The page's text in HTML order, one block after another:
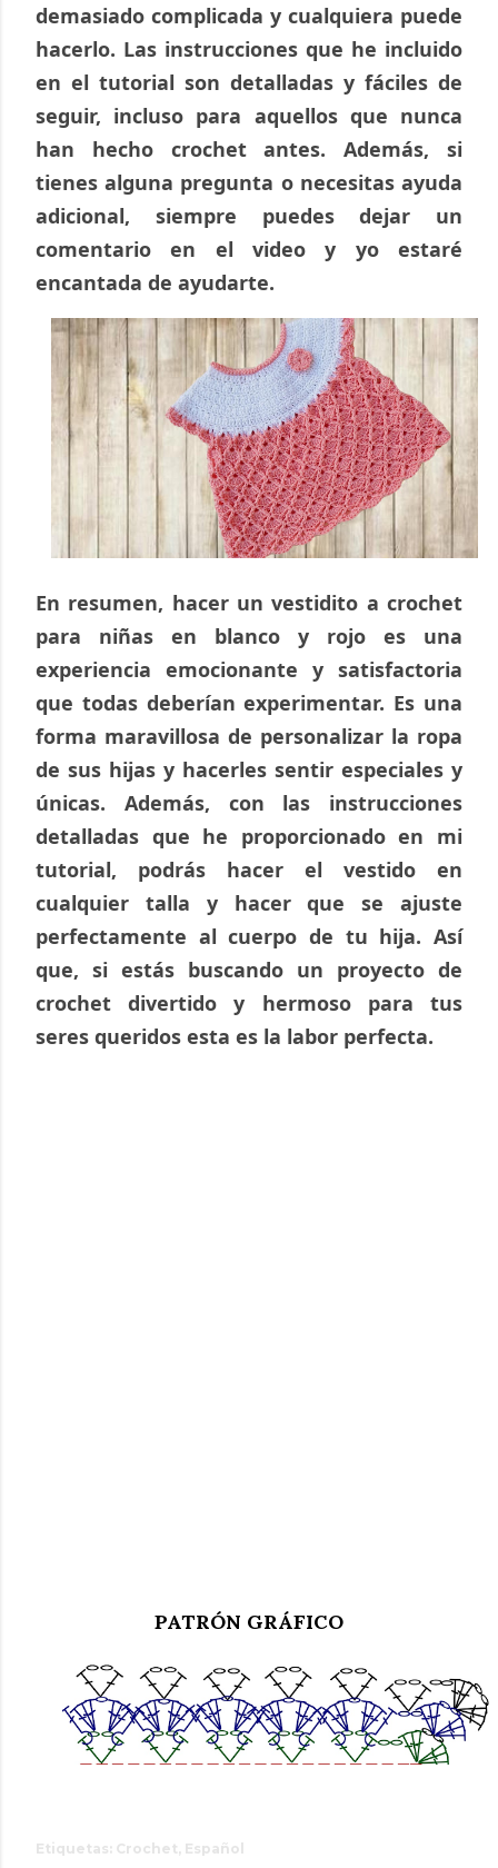
demasiado complicada y cualquiera puede
hacerlo. Las instrucciones que he incluido
en el tutorial son detalladas y fáciles de
seguir, incluso para aquellos que nunca
han hecho crochet antes. Además, si
tienes alguna pregunta o necesitas ayuda
adicional, siempre puedes dejar un
comentario en el video y yo estaré
encantada de ayudarte.
En resumen, hacer un vestidito a crochet
para niñas en blanco y rojo es una
experiencia emocionante y satisfactoria
que todas deberían experimentar. Es una
forma maravillosa de personalizar la ropa
de sus hijas y hacerles sentir especiales y
únicas. Además, con las instrucciones
detalladas que he proporcionado en mi
tutorial, podrás hacer el vestido en
cualquier talla y hacer que se ajuste
perfectamente al cuerpo de tu hija. Así
que, si estás buscando un proyecto de
crochet divertido y hermoso para tus
seres queridos esta es la labor perfecta.
PATRÓN GRÁFICO
Etiquetas: Crochet Español